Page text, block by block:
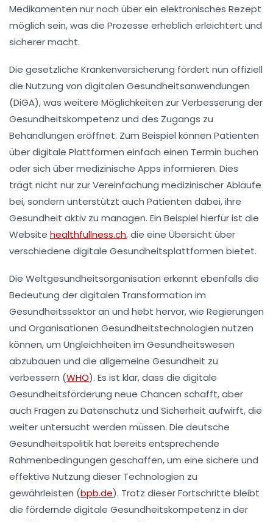
Medikamenten nur noch über ein elektronisches Rezept
möglich sein, was die Prozesse erheblich erleichtert und
sicherer macht.
Die gesetzliche Krankenversicherung fördert nun offiziell
die Nutzung von digitalen Gesundheitsanwendungen
(DiGA), was weitere Möglichkeiten zur Verbesserung der
Gesundheitskompetenz und des Zugangs zu
Behandlungen eröffnet. Zum Beispiel können Patienten
über digitale Plattformen einfach einen Termin buchen
oder sich über medizinische Apps informieren. Dies
trägt nicht nur zur Vereinfachung medizinischer Abläufe
bei, sondern unterstützt auch Patienten dabei, ihre
Gesundheit aktiv zu managen. Ein Beispiel hierfür ist die
Website healthfullness.ch, die eine Übersicht über
verschiedene digitale Gesundheitsplattformen bietet.
Die Weltgesundheitsorganisation erkennt ebenfalls die
Bedeutung der digitalen Transformation im
Gesundheitssektor an und hebt hervor, wie Regierungen
und Organisationen Gesundheitstechnologien nutzen
können, um Ungleichheiten im Gesundheitswesen
abzubauen und die allgemeine Gesundheit zu
verbessern (WHO). Es ist klar, dass die digitale
Gesundheitsförderung neue Chancen schafft, aber
auch Fragen zu Datenschutz und Sicherheit aufwirft, die
weiter untersucht werden müssen. Die deutsche
Gesundheitspolitikhat bereits entsprechende
Rahmenbedingungen geschaffen, um eine sichere und
effektive Nutzung dieser Technologien zu
gewährleisten (bpb.de). Trotz dieser Fortschritte bleibt
die fördernde digitale Gesundheitskompetenz in der